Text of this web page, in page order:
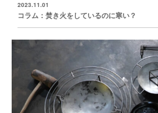
2023.11.01
コラム：焚き火をしているのに寒い？